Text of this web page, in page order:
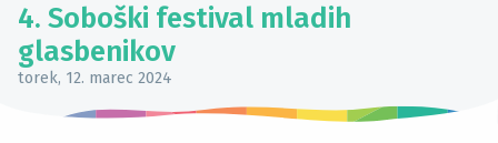
4. Soboški festival mladih
glasbenikov
torek, 12. marec 2024